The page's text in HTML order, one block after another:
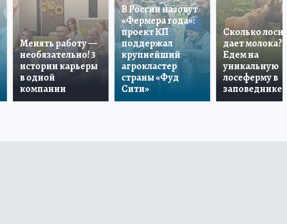
Менять работу —
необязательно! 3
истории карьеры
в одной
компании
В России назовут
«Фермера года»:
проект КП
поддержал
крупнейший
агрокластер
страны «Фуд
Сити»
Сколько лосиха
дает молока?
Едем на
уникальную
лосеферму в
заповеднике!